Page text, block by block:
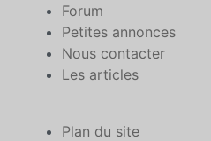
Forum
Petites annonces
Nous contacter
Les articles
Plan du site